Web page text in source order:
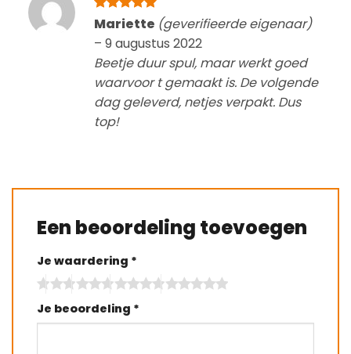
Gewaardeerd
Mariette (geverifieerde eigenaar)
– 9 augustus 2022
Beetje duur spul, maar werkt goed
waarvoor t gemaakt is. De volgende
dag geleverd, netjes verpakt. Dus
top!
Een beoordeling toevoegen
Je waardering *
Je beoordeling *